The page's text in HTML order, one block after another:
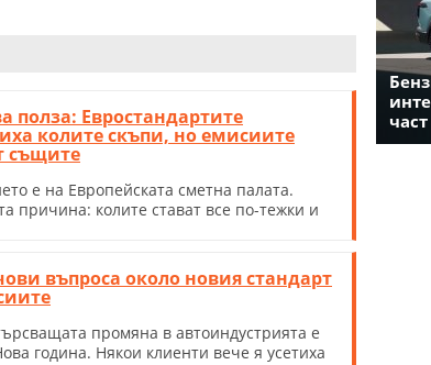
полза: Евростандартите
колите скъпи, но емисиите
същите
е на Европейската сметна палата.
причина: колите стават все по-тежки и
въпроса около новия стандарт
промяна в автоиндустрията e
година. Някои клиенти вече я усетиха
част